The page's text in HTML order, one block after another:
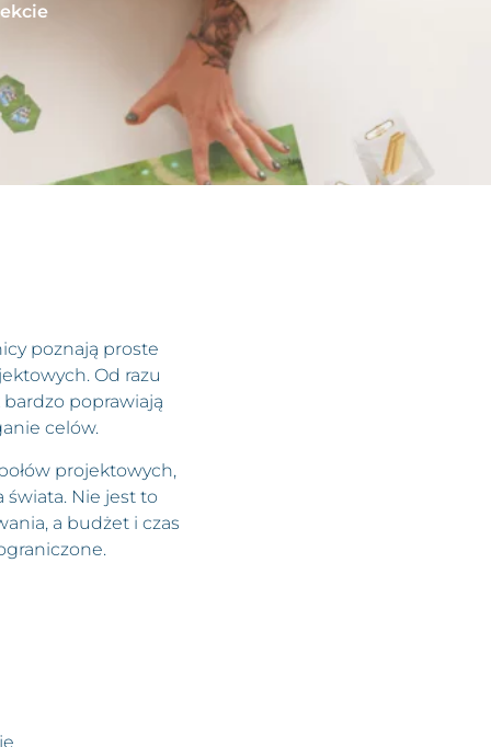
poznają proste
Od razu
poprawiają
celów.
projektowych,
świata. Nie jest to
a budżet i czas